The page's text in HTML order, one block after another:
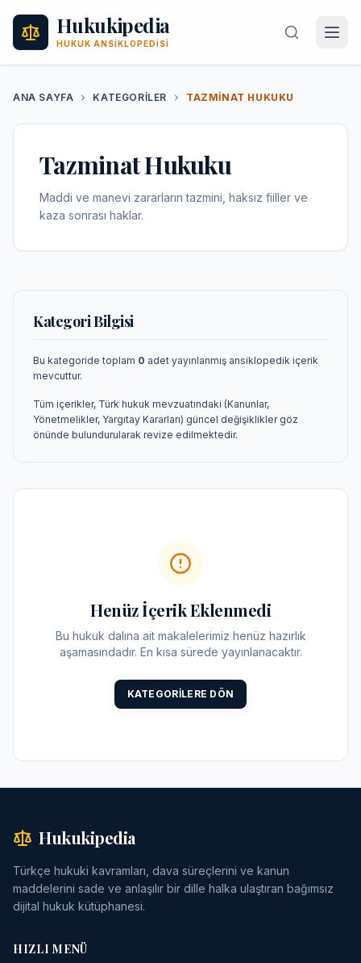
Hukukipedia
HUKUK ANSIKLOPEDISI
ANA SAYFA KATEGORILER TAZMINAT HUKUKU
Tazminat Hukuku
Maddi ve manevi zararların tazmini, haksız fiiller ve
kaza sonrası haklar.
Kategori Bilgisi
Bu kategoride toplam 0 adet yayınlanmış ansiklopedik içerik
mevcuttur.
Tüm içerikler, Türk hukuk mevzuatındaki (Kanunlar,
Yönetmelikler, Yargıtay Kararları) güncel değişiklikler göz
önünde bulundurularak revize edilmektedir.
Henüz İçerik Eklenmedi
Bu hukuk dalına ait makalelerimiz henüz hazırlık
aşamasındadır. En kısa sürede yayınlanacaktır.
KATEGORILERE DÖN
Hukukipedia
Türkçe hukuki kavramları, dava süreçlerini ve kanun
maddelerini sade ve anlaşılır bir dille halka ulaştıran bağımsız
dijital hukuk kütüphanesi.
HIZLI MENÜ